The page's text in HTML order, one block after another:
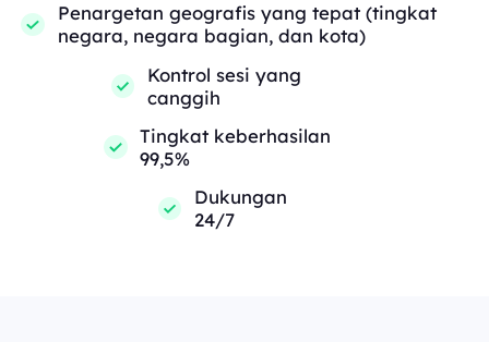
Penargetan geografis yang tepat (tingkat
negara, negara bagian, dan kota)
Kontrol sesi yang
canggih
Tingkat keberhasilan
99,5%
Dukungan
24/7